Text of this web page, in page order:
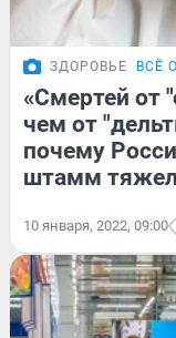
ЗДОРОВЬЕ ВСЁ
«Смертей от
чем от
почему
штамм
10 января, 2022, 09:00